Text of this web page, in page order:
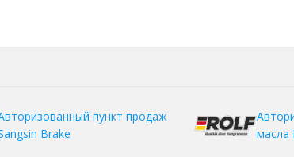
пункт продаж
Brake
масла